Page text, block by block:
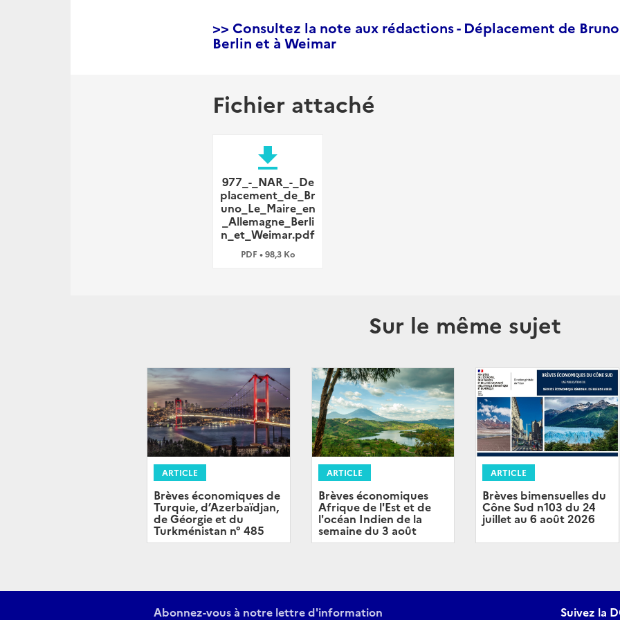
>> Consultez la note aux rédactions - Déplacement de
Berlin et à Weimar
Fichier attaché
file_download
977_-_NAR_-_De
placement_de_Br
uno_Le_Maire_en
_Allemagne_Berli
n_et_Weimar.pdf
PDF • 98,3 Ko
Sur le même sujet
ARTICLE
Brèves économiques de
Turquie, d’Azerbaïdjan,
de Géorgie et du
Turkménistan n° 485
ARTICLE
Brèves économiques
Afrique de l'Est et de
l'océan Indien de la
semaine du 3 août
ARTICLE
Brèves bimensuelles du
Cône Sud n103 du 24
juillet au 6 août 2026
Abonnez-vous à notre lettre d'information Suivez la